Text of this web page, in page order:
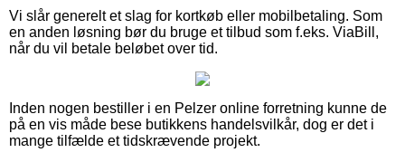
Vi slår generelt et slag for kortkøb eller mobilbetaling. Som
en anden løsning bør du bruge et tilbud som f.eks. ViaBill,
når du vil betale beløbet over tid.
Inden nogen bestiller i en Pelzer online forretning kunne de
på en vis måde bese butikkens handelsvilkår, dog er det i
mange tilfælde et tidskrævende projekt.